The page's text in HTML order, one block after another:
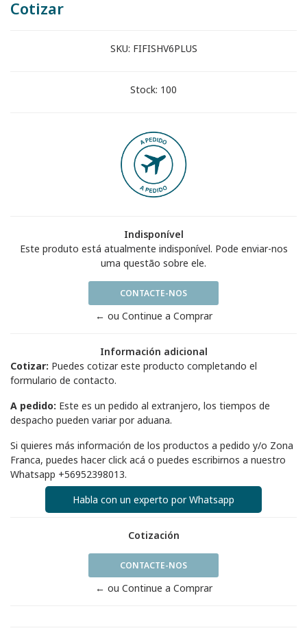
Cotizar
SKU: FIFISHV6PLUS
Stock: 100
Indisponível
Este produto está atualmente indisponível. Pode enviar-nos
uma questão sobre ele.
CONTACTE-NOS
← ou Continue a Comprar
Información adicional
Cotizar: Puedes cotizar este producto completando el
formulario de contacto.
A pedido: Este es un pedido al extranjero, los tiempos de
despacho pueden variar por aduana.
Si quieres más información de los productos a pedido y/o Zona
Franca, puedes hacerclick acá o puedes escribirnos a nuestro
Whatsapp +56952398013.
Habla con un experto por Whatsapp
Cotización
CONTACTE-NOS
← ou Continue a Comprar